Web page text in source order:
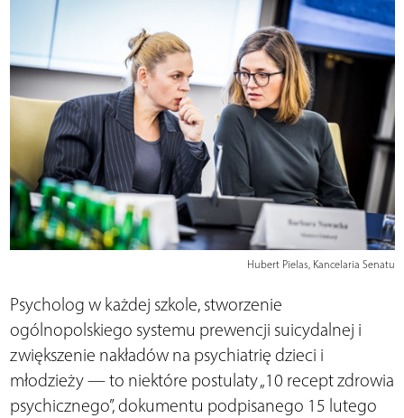
Hubert Pielas, Kancelaria Senatu
Psycholog w każdej szkole, stworzenie
ogólnopolskiego systemu prewencji suicydalnej i
zwiększenie nakładów na psychiatrię dzieci i
młodzieży — to niektóre postulaty „10 recept zdrowia
psychicznego”, dokumentu podpisanego 15 lutego